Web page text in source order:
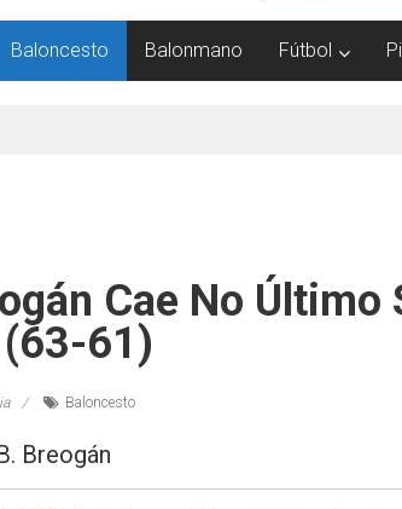
Baloncesto Balonmano Fútbol
Cae No Último
61)
Baloncesto
Breogán